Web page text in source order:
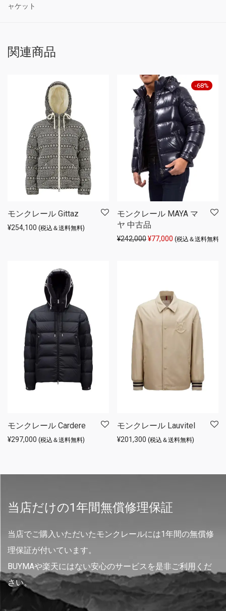
ャケット
関連商品
モンクレール Gittaz
¥254,100 (税込＆送料無料)
-68%
モンクレール MAYA マ
ヤ 中古品
¥242,000元の価格は ¥242,000 で
¥77,000 現在の価格は
(税込＆送料無料)
モンクレール Cardere
¥297,000 (税込＆送料無料)
モンクレール Lauvitel
¥201,300 (税込＆送料無料)
当店だけの1年間無償修理保証
当店でご購入いただいたモンクレールには1年間の無償修
理保証が付いています。
BUYMAや楽天にはない安心のサービスを是非ご利用くだ
さい。